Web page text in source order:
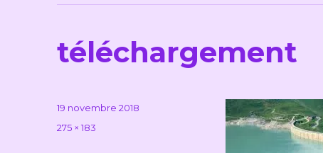
téléchargement
Publié
19 novembre 2018
Taille
275 × 183